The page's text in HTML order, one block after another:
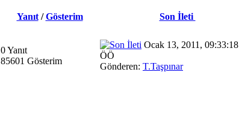
Yanıt/Gösterim
Son İleti
0 Yanıt
85601 Gösterim
Ocak 13, 2011, 09:33:18
ÖÖ
Gönderen: T.Taşpınar